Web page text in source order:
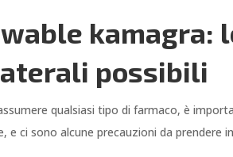
kamagra:
possibili
qualsiasi tipo di farmaco, è
e ci sono alcune precauzioni da prendere